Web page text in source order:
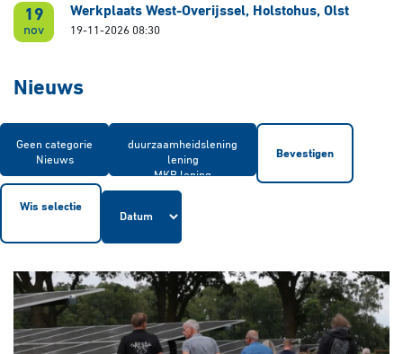
Nieuws
Bevestigen
Wis selectie
19
nov
Werkplaats West-Overijssel, Holstohus, Olst
19-11-2026 08:30